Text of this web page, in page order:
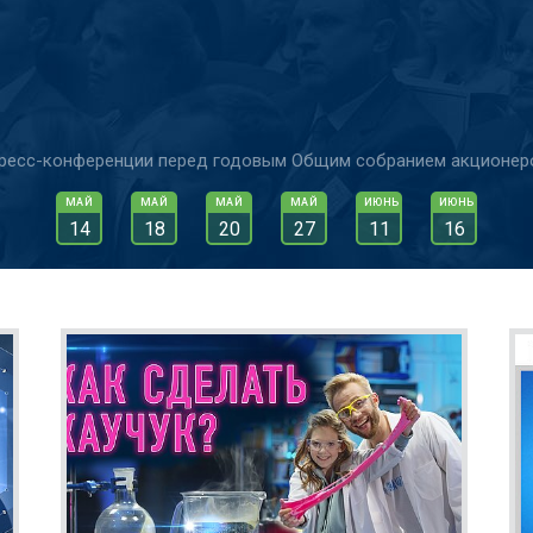
конференции перед годовым Общим собранием
МАЙ
14
МАЙ
18
МАЙ
20
МАЙ
27
ИЮНЬ
11
ИЮНЬ
16